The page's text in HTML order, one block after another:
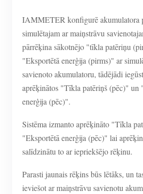
IAMMETER konfigurē akumulatora
simulētajam ar maiņstrāvu
pārrēķina sākotnējo "tīkla patēriņu
"Eksportētā enerģija (pirms)" ar
savienoto akumulatoru, tādējādi
aprēķinātos "Tīkla patēriņš (pēc)" un
enerģija (pēc)".
Sistēma izmanto aprēķināto "Tīkla
"Eksportētā enerģija (pēc)" lai
salīdzinātu to ar iepriekšējo rēķinu.
Parasti jaunais rēķins būs lētāks, un
ieviešot ar maiņstrāvu savienotu